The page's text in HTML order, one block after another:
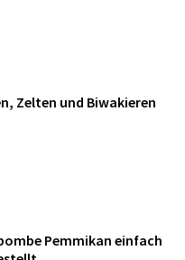
Zelten und Biwakieren
Pemmikan einfach